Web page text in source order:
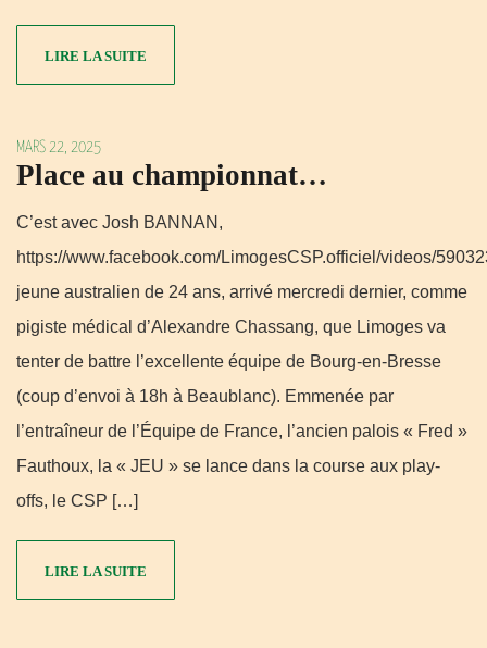
LIRE LA SUITE
MARS 22, 2025
Place au championnat…
C’est avec Josh BANNAN,
https://www.facebook.com/LimogesCSP.officiel/videos/
jeune australien de 24 ans, arrivé mercredi dernier, comme
pigiste médical d’Alexandre Chassang, que Limoges va
tenter de battre l’excellente équipe de Bourg-en-Bresse
(coup d’envoi à 18h à Beaublanc). Emmenée par
l’entraîneur de l’Équipe de France, l’ancien palois « Fred »
Fauthoux, la « JEU » se lance dans la course aux play-
offs, le CSP […]
LIRE LA SUITE